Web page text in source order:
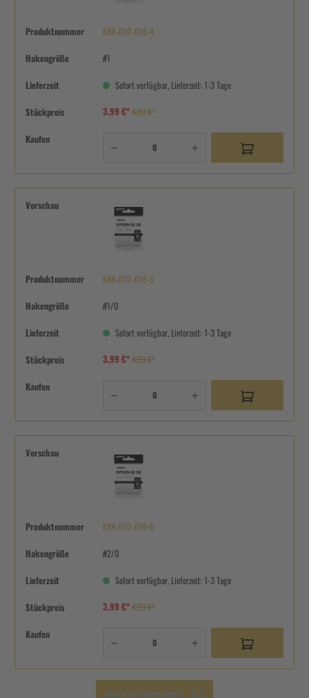
Produktnummer BKK-010-016-4
Hakengröße #1
Lieferzeit Sofort verfügbar, Lieferzeit: 1-3 Tage
Stückpreis 3,99 €*4,99 €*
Kaufen
Vorschau
Produktnummer BKK-010-016-5
Hakengröße #1/0
Lieferzeit Sofort verfügbar, Lieferzeit: 1-3 Tage
Stückpreis 3,99 €*4,99 €*
Kaufen
Vorschau
Produktnummer BKK-010-016-6
Hakengröße #2/0
Lieferzeit Sofort verfügbar, Lieferzeit: 1-3 Tage
Stückpreis 3,99 €*4,99 €*
Kaufen
Alle in den Warenkorb